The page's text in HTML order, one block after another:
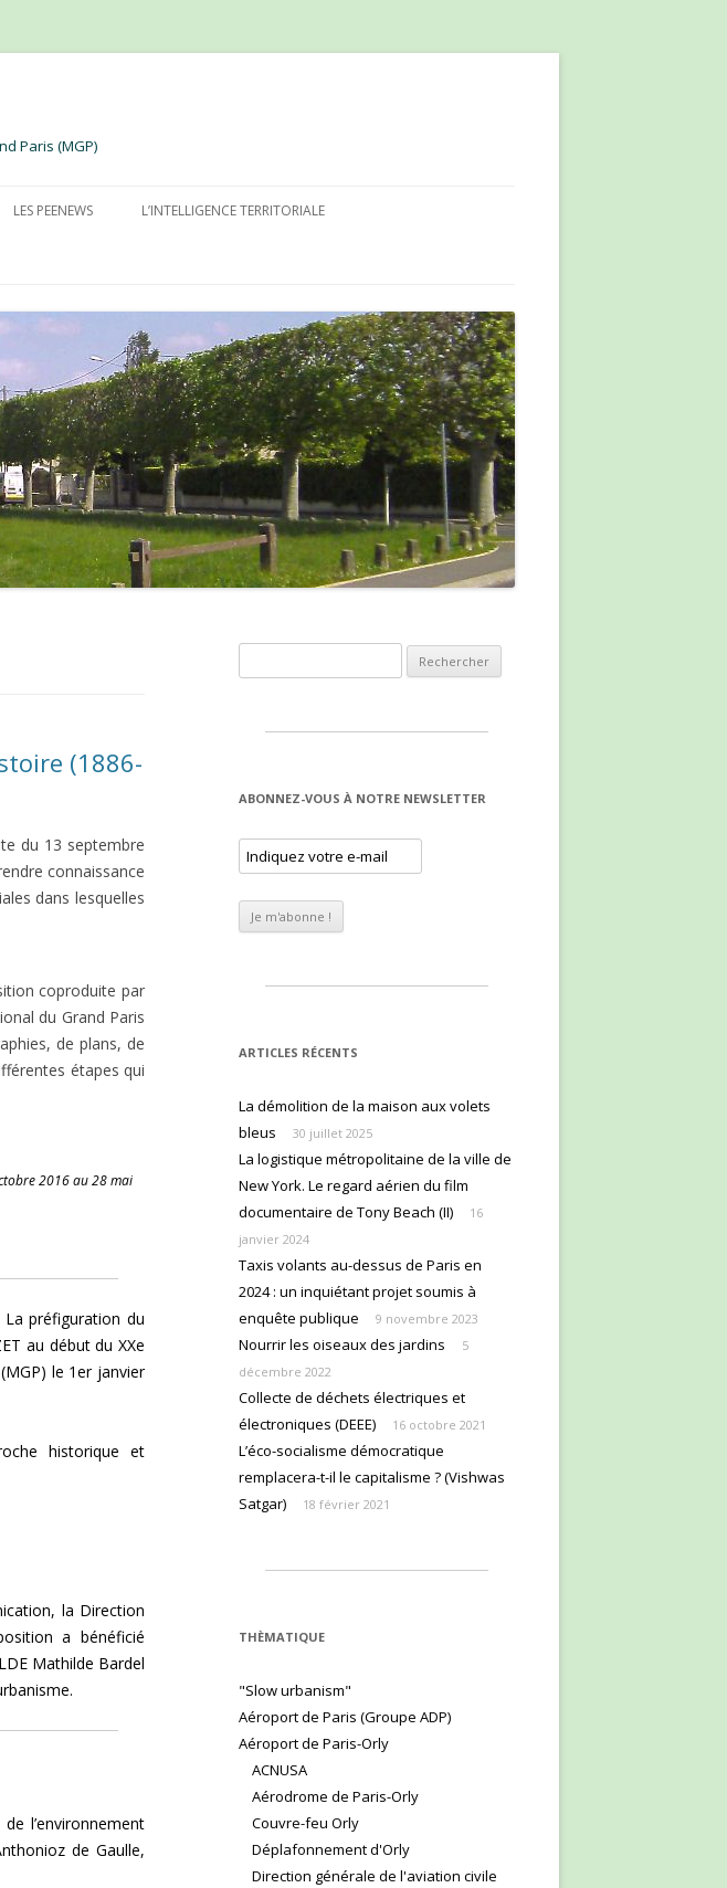
Paris (MGP)
LES PEENEWS L’INTELLIGENCE TERRITORIALE
(1886-
du 13 septembre
connaissance
dans lesquelles
coproduite par
du Grand Paris
de plans, de
étapes qui
2016 au 28 mai
La préfiguration du
au début du XXe
le 1er janvier
historique et
la Direction
a bénéficié
Mathilde Bardel
l’environnement
de Gaulle,
ABONNEZ-VOUS À NOTRE NEWSLETTER
ARTICLES RÉCENTS
La démolition de la maison aux volets
bleus
30 juillet 2025
La logistique métropolitaine de la ville de
New York. Le regard aérien du film
documentaire de Tony Beach (II)
16
janvier 2024
Taxis volants au-dessus de Paris en
2024 : un inquiétant projet soumis à
enquête publique
9 novembre 2023
Nourrir les oiseaux des jardins
5
décembre 2022
Collecte de déchets électriques et
électroniques (DEEE)
16 octobre 2021
L’éco-socialisme démocratique
remplacera-t-il le capitalisme ? (Vishwas
Satgar)
18 février 2021
THÈMATIQUE
"Slow urbanism"
Aéroport de Paris (Groupe ADP)
Aéroport de Paris-Orly
ACNUSA
Aérodrome de Paris-Orly
Couvre-feu Orly
Déplafonnement d'Orly
Direction générale de l'aviation civile